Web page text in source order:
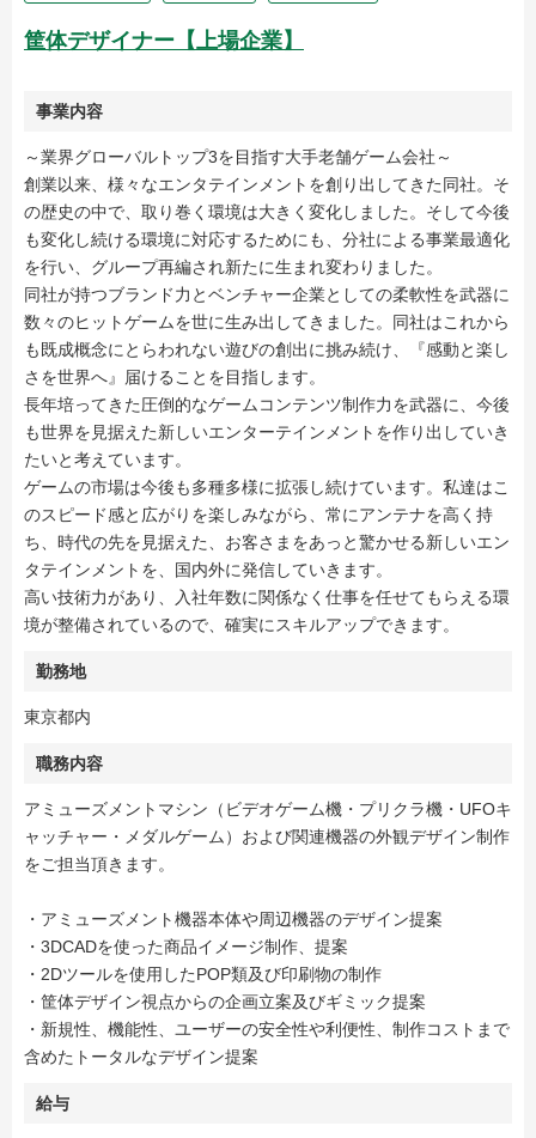
筐体デザイナー【上場企業】
事業内容
～業界グローバルトップ3を目指す大手老舗ゲーム会社～
創業以来、様々なエンタテインメントを創り出してきた同社。そ
の歴史の中で、取り巻く環境は大きく変化しました。そして今後
も変化し続ける環境に対応するためにも、分社による事業最適化
を行い、グループ再編され新たに生まれ変わりました。
同社が持つブランド力とベンチャー企業としての柔軟性を武器に
数々のヒットゲームを世に生み出してきました。同社はこれから
も既成概念にとらわれない遊びの創出に挑み続け、『感動と楽し
さを世界へ』届けることを目指します。
長年培ってきた圧倒的なゲームコンテンツ制作力を武器に、今後
も世界を見据えた新しいエンターテインメントを作り出していき
たいと考えています。
ゲームの市場は今後も多種多様に拡張し続けています。私達はこ
のスピード感と広がりを楽しみながら、常にアンテナを高く持
ち、時代の先を見据えた、お客さまをあっと驚かせる新しいエン
タテインメントを、国内外に発信していきます。
高い技術力があり、入社年数に関係なく仕事を任せてもらえる環
境が整備されているので、確実にスキルアップできます。
勤務地
東京都内
職務内容
アミューズメントマシン（ビデオゲーム機・プリクラ機・UFOキ
ャッチャー・メダルゲーム）および関連機器の外観デザイン制作
をご担当頂きます。
・アミューズメント機器本体や周辺機器のデザイン提案
・3DCADを使った商品イメージ制作、提案
・2Dツールを使用したPOP類及び印刷物の制作
・筐体デザイン視点からの企画立案及びギミック提案
・新規性、機能性、ユーザーの安全性や利便性、制作コストまで
含めたトータルなデザイン提案
給与